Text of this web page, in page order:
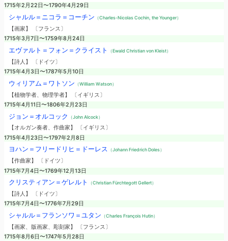
1715年2月22日〜1790年4月29日
シャルル＝ニコラ＝コーチン （Charles-Nicolas Cochin, the Younger）
【画家】 〔フランス〕
1715年3月7日〜1759年8月24日
エヴァルト＝フォン＝クライスト （Ewald Christian von Kleist）
【詩人】 〔ドイツ〕
1715年4月3日〜1787年5月10日
ウィリアム＝ワトソン （William Watson）
【植物学者、物理学者】 〔イギリス〕
1715年4月11日〜1806年2月23日
ジョン＝オルコック （John Alcock）
【オルガン奏者、作曲家】 〔イギリス〕
1715年4月23日〜1797年2月8日
ヨハン＝フリードリヒ＝ドーレス （Johann Friedrich Doles）
【作曲家】 〔ドイツ〕
1715年7月4日〜1769年12月13日
クリスティアン＝ゲレルト （Christian Fürchtegott Gellert）
【詩人】 〔ドイツ〕
1715年7月4日〜1776年7月29日
シャルル＝フランソワ＝ユタン （Charles François Hutin）
【画家、版画家、彫刻家】 〔フランス〕
1715年8月6日〜1747年5月28日